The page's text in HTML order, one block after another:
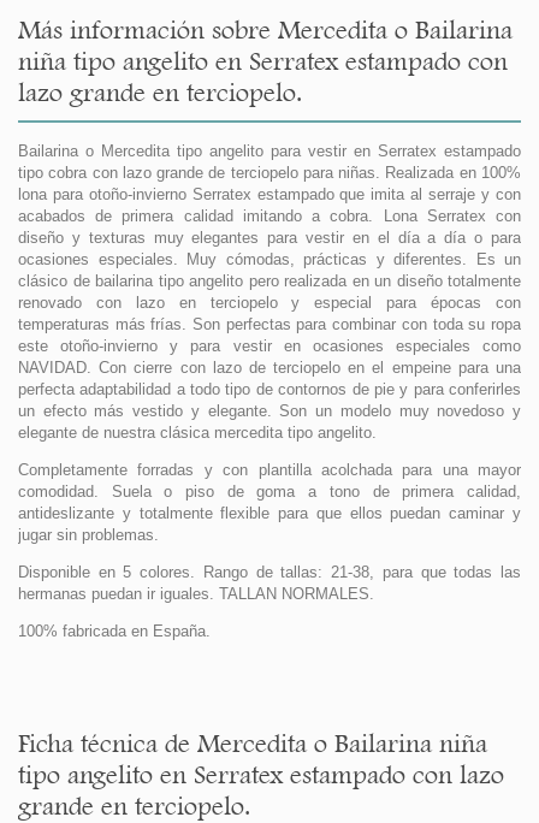
Más información sobre Mercedita o Bailarina
niña tipo angelito en Serratex estampado con
lazo grande en terciopelo.
Bailarina o Mercedita tipo angelito para vestir en Serratex estampado
tipo cobra con lazo grande de terciopelo para niñas. Realizada en 100%
lona para otoño-invierno Serratex estampado que imita al serraje y con
acabados de primera calidad imitando a cobra. Lona Serratex con
diseño y texturas muy elegantes para vestir en el día a día o para
ocasiones especiales. Muy cómodas, prácticas y diferentes. Es un
clásico de bailarina tipo angelito pero realizada en un diseño totalmente
renovado con lazo en terciopelo y especial para épocas con
temperaturas más frías. Son perfectas para combinar con toda su ropa
este otoño-invierno y para vestir en ocasiones especiales como
NAVIDAD. Con cierre con lazo de terciopelo en el empeine para una
perfecta adaptabilidad a todo tipo de contornos de pie y para conferirles
un efecto más vestido y elegante. Son un modelo muy novedoso y
elegante de nuestra clásica mercedita tipo angelito.
Completamente forradas y con plantilla acolchada para una mayor
comodidad. Suela o piso de goma a tono de primera calidad,
antideslizante y totalmente flexible para que ellos puedan caminar y
jugar sin problemas.
Disponible en 5 colores. Rango de tallas: 21-38, para que todas las
hermanas puedan ir iguales. TALLAN NORMALES.
100% fabricada en España.
Ficha técnica de Mercedita o Bailarina niña
tipo angelito en Serratex estampado con lazo
grande en terciopelo.